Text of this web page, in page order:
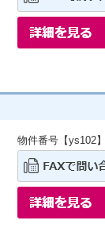
物件番号【ys102】